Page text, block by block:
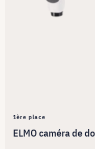
1ère place
ELMO caméra de